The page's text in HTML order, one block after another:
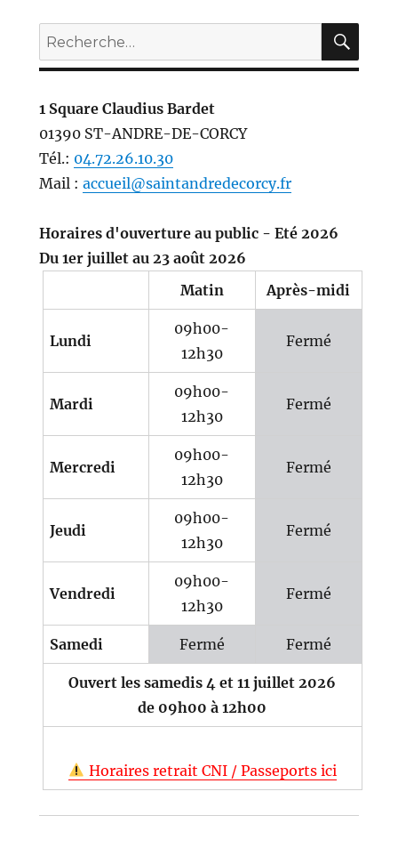
Recherche
pour :
1 Square Claudius Bardet
01390 ST-ANDRE-DE-CORCY
Tél.: 04.72.26.10.30
Mail : accueil@saintandredecorcy.fr
Horaires d'ouverture au public - Eté 2026
Du 1er juillet au 23 août 2026
Matin
Après-midi
Lundi
09h00-
12h30
Fermé
Mardi
09h00-
12h30
Fermé
Mercredi
09h00-
12h30
Fermé
Jeudi
09h00-
12h30
Fermé
Vendredi
09h00-
12h30
Fermé
Samedi Fermé Fermé
Ouvert les samedis 4 et 11 juillet 2026
de 09h00 à 12h00
Horaires retrait CNI / Passeports ici